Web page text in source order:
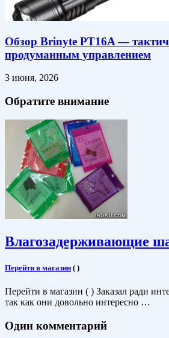
Обзор Brinyte PT16A —
продуманным управлением
3 июня, 2026
Обратите внимание
Влагозадерживающие
Перейти в магазин ( )
Перейти в магазин ( ) Заказал ради
так как они довольно интересно …
Один комментарий